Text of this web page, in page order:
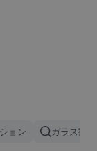
ョン ガラス割